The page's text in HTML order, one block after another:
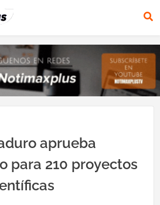
aprueba
para 210 proyectos